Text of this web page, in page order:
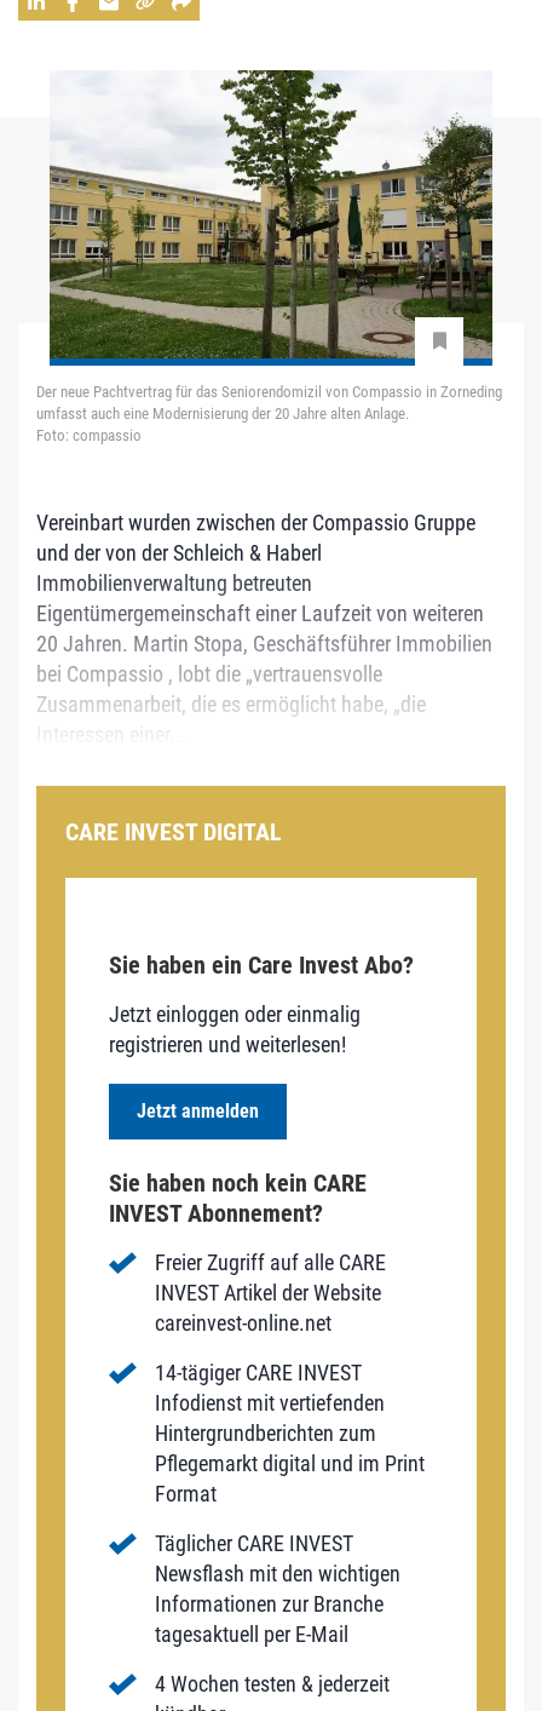
Der neue Pachtvertrag für das Seniorendomizil von Compassio in Zorneding
umfasst auch eine Modernisierung der 20 Jahre alten Anlage.
Foto: compassio
Vereinbart wurden zwischen der Compassio Gruppe
und der von der Schleich & Haberl
Immobilienverwaltung betreuten
Eigentümergemeinschaft einer Laufzeit von weiteren
20 Jahren. Martin Stopa, Geschäftsführer Immobilien
bei Compassio , lobt die „vertrauensvolle
Zusammenarbeit, die es ermöglicht habe, „die
Interessen einer...
CARE INVEST DIGITAL
Sie haben ein Care Invest Abo?
Jetzt einloggen oder einmalig
registrieren und weiterlesen!
Jetzt anmelden
Sie haben noch kein CARE
INVEST Abonnement?
Freier Zugriff auf alle CARE
INVEST Artikel der Website
careinvest-online.net
14-tägiger CARE INVEST
Infodienst mit vertiefenden
Hintergrundberichten zum
Pflegemarkt digital und im Print
Format
Täglicher CARE INVEST
Newsflash mit den wichtigen
Informationen zur Branche
tagesaktuell per E-Mail
4 Wochen testen & jederzeit